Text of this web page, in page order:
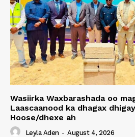
Wasiirka Waxbarashada oo
Laascaanood ka dhagax
Hoose/dhexe ah
Leyla Aden - August 4, 2026